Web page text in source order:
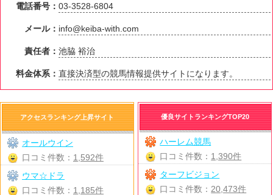
電話番号：03-3528-6804
メール： info@keiba-with.com
責任者：池脇 裕治
料金体系：直接決済型の競馬情報提供サイトになります。
優良サイトランキングTOP20
ハーレム競馬
口コミ件数： 1,390件
ターフビジョン
口コミ件数： 20,473件
アクセスランキング上昇サイト
オールウイン
口コミ件数： 1,592件
ウマ☆ドラ
口コミ件数： 1,185件